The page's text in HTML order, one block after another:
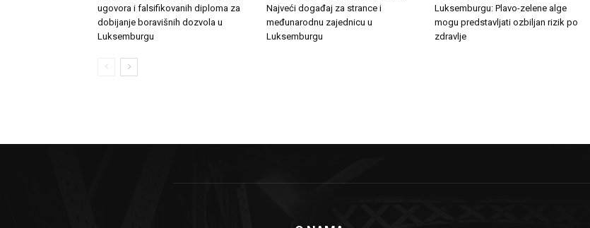
ugovora i falsifikovanih diploma za
dobijanje boravišnih dozvola u
Luksemburgu
Najveći događaj za strance i
međunarodnu zajednicu u
Luksemburgu
Luksemburgu: Plavo-zelene alge
mogu predstavljati ozbiljan rizik po
zdravlje